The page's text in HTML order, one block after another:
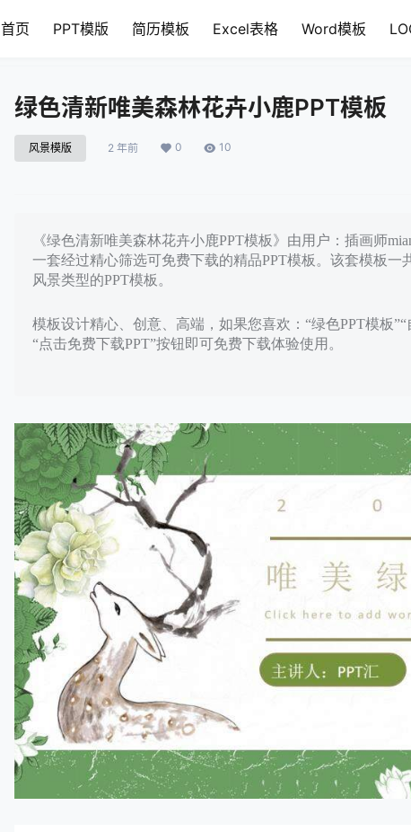
首页 PPT模版 简历模板 Excel表格 Word模板
绿色清新唯美森林花卉小鹿PPT模板
风景模版 2 年前 0 10
《绿色清新唯美森林花卉小鹿PPT模板》由用户：插画师
一套经过精心筛选可免费下载的精品PPT模板。该套模板
风景类型的PPT模板。
模板设计精心、创意、高端，如果您喜欢：“绿色PPT模板
“点击免费下载PPT”按钮即可免费下载体验使用。